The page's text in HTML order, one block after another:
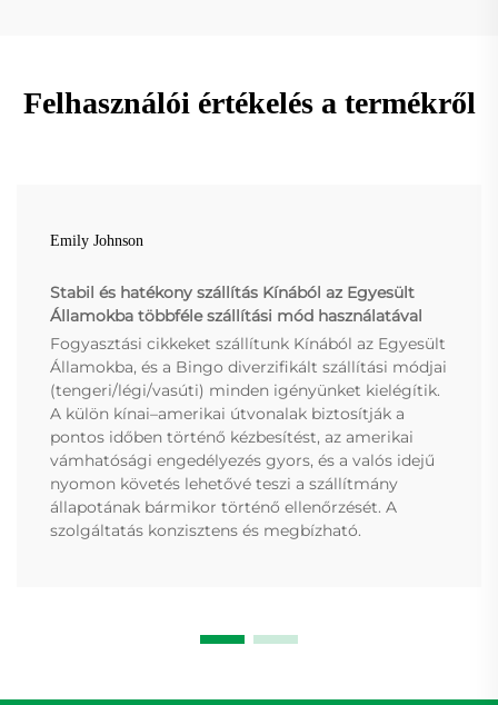
Felhasználói értékelés a termékről
Emily Johnson
Stabil és hatékony szállítás Kínából az Egyesült
Államokba többféle szállítási mód használatával
Fogyasztási cikkeket szállítunk Kínából az Egyesült
Államokba, és a Bingo diverzifikált szállítási módjai
(tengeri/légi/vasúti) minden igényünket kielégítik.
A külön kínai–amerikai útvonalak biztosítják a
pontos időben történő kézbesítést, az amerikai
vámhatósági engedélyezés gyors, és a valós idejű
nyomon követés lehetővé teszi a szállítmány
állapotának bármikor történő ellenőrzését. A
szolgáltatás konzisztens és megbízható.